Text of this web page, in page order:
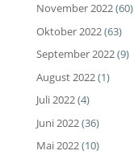
November 2022(60)
Oktober 2022(63)
September 2022(9)
August 2022(1)
Juli 2022(4)
Juni 2022(36)
Mai 2022(10)